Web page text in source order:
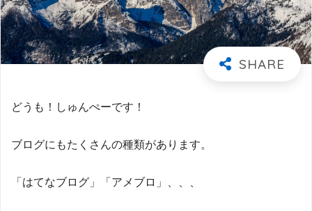
どうも！しゅんぺーです！
ブログにもたくさんの種類があります。
「はてなブログ」「アメブロ」、、、